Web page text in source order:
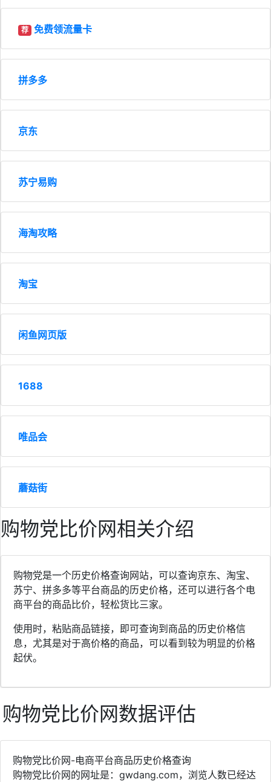
荐
购物党比价网相关介绍
购物党是一个历史价格查询网站，可以查询京东、淘宝、
苏宁、拼多多等平台商品的历史价格，还可以进行各个电
商平台的商品比价，轻松货比三家。
使用时，粘贴商品链接，即可查询到商品的历史价格信
息，尤其是对于高价格的商品，可以看到较为明显的价格
起伏。
购物党比价网数据评估
购物党比价网-电商平台商品历史价格查询
购物党比价网的网址是：gwdang.com，浏览人数已经达